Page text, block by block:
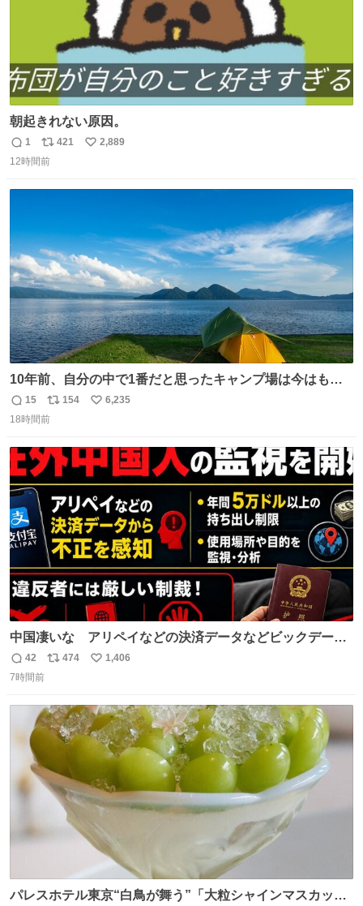
朝起きれない原因。
返
信
1
リ
ポ
421
い
2,889
12時間前
10年前、自分の中で1番だと思ったキャンプ場は今はもう
ない
返
信
15
リ
ポ
ト
数
154
い
数
6,235
18時間前
中国凄いな アリペイなどの決済データなどビックデータ
で海外にいる中国人の監視をはじめ、多額の資金決済など
があれば帰国命令を出しはじめたらしい。そして、パスポ
返
信
42
リ
ト
数
474
い
数
1,406
7時間前
パレスホテル東京“白鳥が舞う”「大粒シャインマスカット